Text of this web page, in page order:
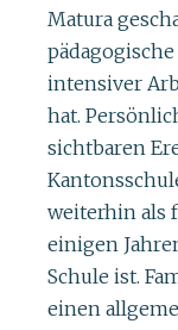
Matura
intensiver
hat.
sichtbaren
weiterhin als
einigen
Schule ist.
einen